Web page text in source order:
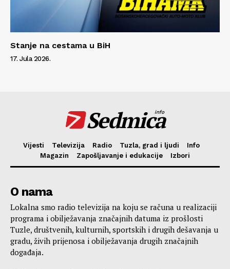
Stanje na cestama u BiH
17. Jula 2026.
Sedmica
info
Vijesti Televizija Radio Tuzla, grad i ljudi
Info
Magazin
Zapošljavanje i edukacije Izbori
O nama
Lokalna smo radio televizija na koju se računa u realizaciji
programa i obilježavanja značajnih datuma iz prošlosti
Tuzle, društvenih, kulturnih, sportskih i drugih dešavanja u
gradu, živih prijenosa i obilježavanja drugih značajnih
događaja.